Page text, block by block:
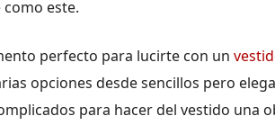
este.
perfecto para lucirte con un
opciones desde sencillos pero
para hacer del vestido una